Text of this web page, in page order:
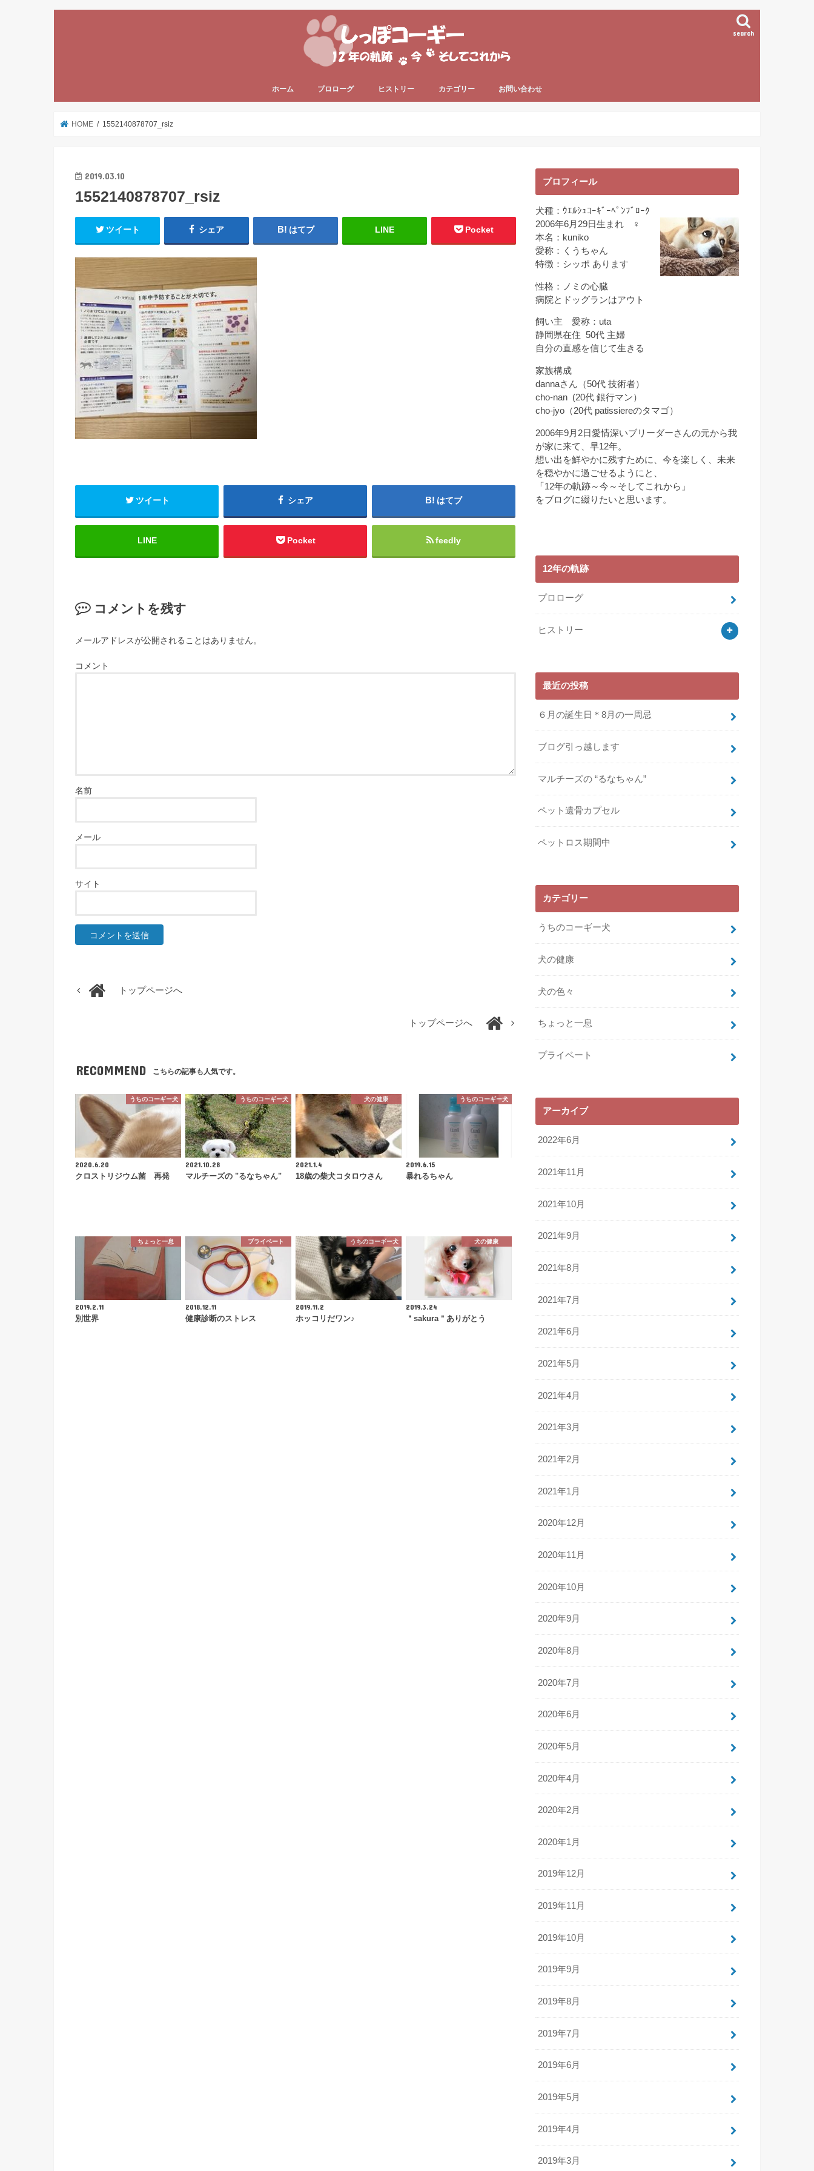
search
ホーム プロローグ ヒストリー カテゴリー お問い合わせ
HOME 1552140878707_rsiz
2019.03.10
1552140878707_rsiz
ツイート シェア はてブ LINE Pocket
ツイート シェア はてブ
LINE Pocket feedly
コメントを残す
メールアドレスが公開されることはありません。
コメント
名前
メール
サイト
トップページへ
トップページへ
RECOMMEND こちらの記事も人気です。
うちのコーギー犬
2020.6.20
クロストリジウム菌 再発
うちのコーギー犬
2021.10.28
マルチーズの "るなちゃん"
犬の健康
2021.1.4
18歳の柴犬コタロウさん
うちのコーギー犬
2019.6.15
暴れるちゃん
ちょっと一息
2019.2.11
別世界
プライベート
2018.12.11
健康診断のストレス
うちのコーギー犬
2019.11.2
ホッコリだワン♪
犬の健康
2019.3.24
＂sakura＂ありがとう
プロフィール
犬種：ｳｴﾙｼｭｺｰｷﾞｰﾍﾟﾝﾌﾞﾛｰｸ
2006年6月29日生まれ ♀
本名：kuniko
愛称：くうちゃん
特徴：シッポ あります
性格：ノミの心臓
病院とドッグランはアウト
飼い主 愛称：uta
静岡県在住 50代 主婦
自分の直感を信じて生きる
家族構成
dannaさん（50代 技術者）
cho-nan (20代 銀行マン）
cho-jyo（20代 patissiereのタマゴ）
2006年9月2日愛情深いブリーダーさんの元から我
が家に来て、早12年。
想い出を鮮やかに残すために、今を楽しく、未来
を穏やかに過ごせるようにと、
「12年の軌跡～今～そしてこれから」
をブログに綴りたいと思います。
12年の軌跡
プロローグ
ヒストリー
最近の投稿
６月の誕生日＊8月の一周忌
ブログ引っ越します
マルチーズの “るなちゃん”
ペット遺骨カプセル
ペットロス期間中
カテゴリー
うちのコーギー犬
犬の健康
犬の色々
ちょっと一息
プライベート
アーカイブ
2022年6月
2021年11月
2021年10月
2021年9月
2021年8月
2021年7月
2021年6月
2021年5月
2021年4月
2021年3月
2021年2月
2021年1月
2020年12月
2020年11月
2020年10月
2020年9月
2020年8月
2020年7月
2020年6月
2020年5月
2020年4月
2020年2月
2020年1月
2019年12月
2019年11月
2019年10月
2019年9月
2019年8月
2019年7月
2019年6月
2019年5月
2019年4月
2019年3月